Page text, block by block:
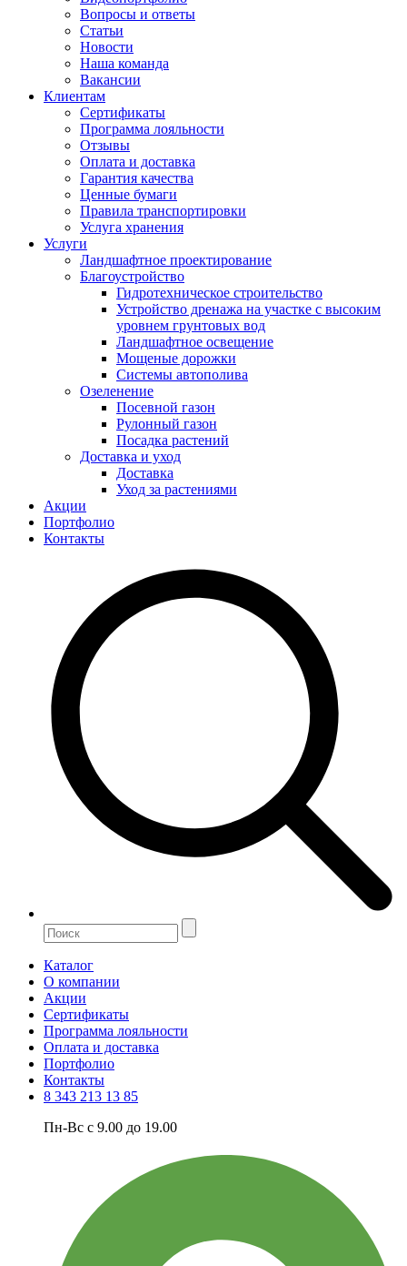
Вопросы и ответы
Статьи
Новости
Наша команда
Вакансии
Клиентам
Сертификаты
Программа лояльности
Отзывы
Оплата и доставка
Гарантия качества
Ценные бумаги
Правила транспортировки
Услуга хранения
Услуги
Ландшафтное проектирование
Благоустройство
Гидротехническое строительство
Устройство дренажа на участке с высоким
уровнем грунтовых вод
Ландшафтное освещение
Мощеные дорожки
Системы автополива
Озеленение
Посевной газон
Рулонный газон
Посадка растений
Доставка и уход
Доставка
Уход за растениями
Акции
Портфолио
Контакты
Каталог
О компании
Акции
Сертификаты
Программа лояльности
Оплата и доставка
Портфолио
Контакты
8 343 213 13 85
Пн-Вс с 9.00 до 19.00